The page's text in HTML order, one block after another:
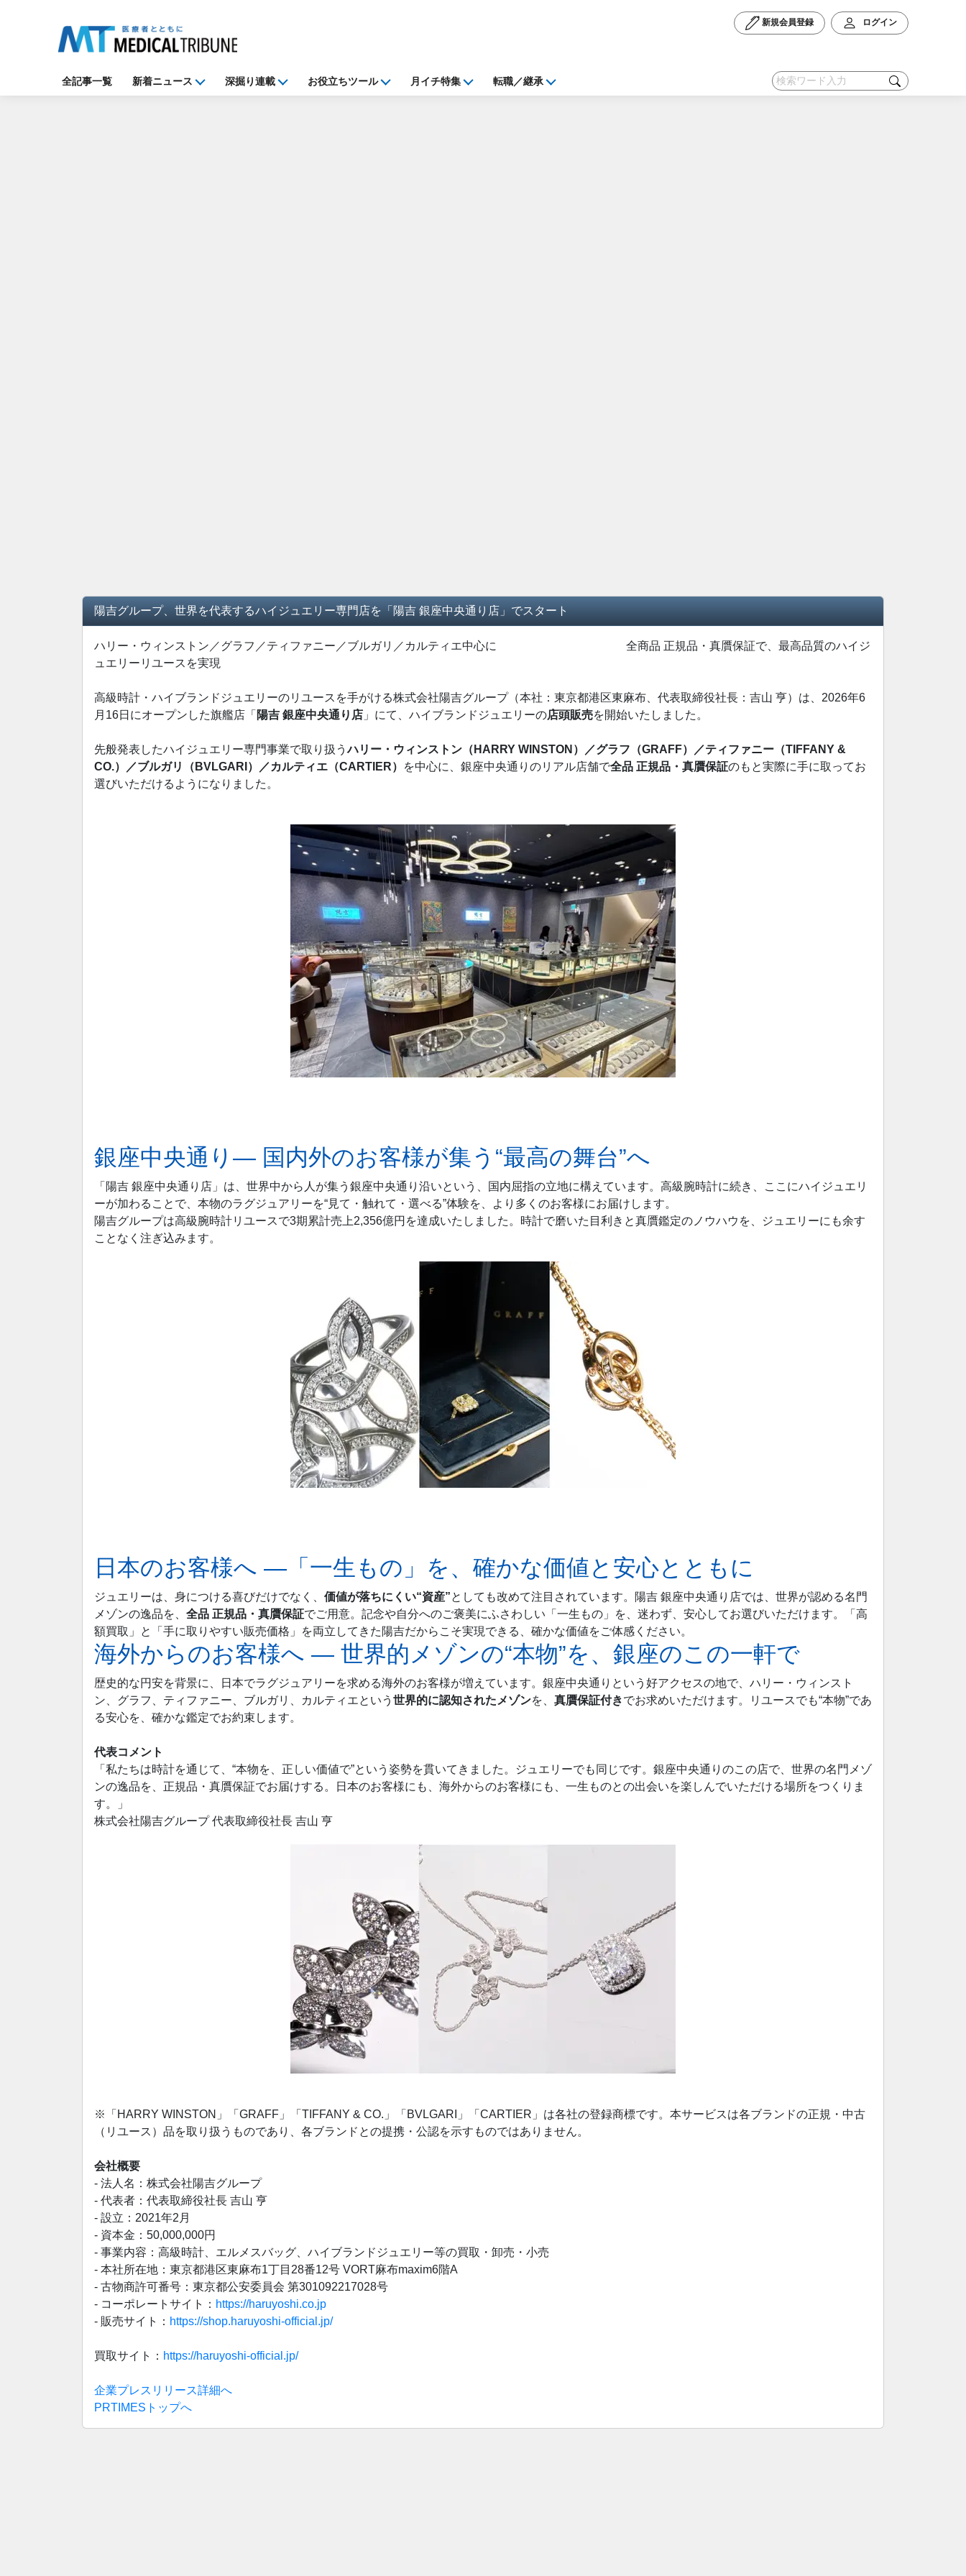
新規会員登録 ログイン
全記事一覧 新着ニュース 深掘り連載 お役立ちツール 月イチ特集 転職／継承
陽吉グループ、世界を代表するハイジュエリー専門店を「陽吉 銀座中央通り店」でスタート
ハリー・ウィンストン／グラフ／ティファニー／ブルガリ／カルティエ中心に 全商品 正規品・真贋保証で、最高品質のハイジ
ュエリーリユースを実現
高級時計・ハイブランドジュエリーのリユースを手がける株式会社陽吉グループ（本社：東京都港区東麻布、代表取締役社長：吉山 亨）は、2026年6
月16日にオープンした旗艦店「 陽吉 銀座中央通り店 」にて、ハイブランドジュエリーの店頭販売を開始いたしました。
先般発表したハイジュエリー専門事業で取り扱うハリー・ウィンストン（HARRY WINSTON）／グラフ（GRAFF）／ティファニー（TIFFANY &
CO.）／ブルガリ（BVLGARI）／カルティエ（CARTIER）
を中心に、銀座中央通りのリアル店舗で全品 正規品・真贋保証のもと実際に手に取ってお
選びいただけるようになりました。
銀座中央通り― 国内外のお客様が集う“最高の舞台”へ
「陽吉 銀座中央通り店」は、世界中から人が集う銀座中央通り沿いという、国内屈指の立地に構えています。高級腕時計に続き、ここにハイジュエリ
ーが加わることで、本物のラグジュアリーを“見て・触れて・選べる”体験を、より多くのお客様にお届けします。
陽吉グループは高級腕時計リユースで3期累計売上2,356億円を達成いたしました。時計で磨いた目利きと真贋鑑定のノウハウを、ジュエリーにも余す
ことなく注ぎ込みます。
日本のお客様へ ―「一生もの」を、確かな価値と安心とともに
ジュエリーは、身につける喜びだけでなく、 価値が落ちにくい“資産”としても改めて注目されています。陽吉 銀座中央通り店では、世界が認める名門
メゾンの逸品を、 全品 正規品・真贋保証でご用意。記念や自分へのご褒美にふさわしい「一生もの」を、迷わず、安心してお選びいただけます。「高
額買取」と「手に取りやすい販売価格」を両立してきた陽吉だからこそ実現できる、確かな価値をご体感ください。
海外からのお客様へ ― 世界的メゾンの“本物”を、銀座のこの一軒で
歴史的な円安を背景に、日本でラグジュアリーを求める海外のお客様が増えています。銀座中央通りという好アクセスの地で、ハリー・ウィンスト
ン、グラフ、ティファニー、ブルガリ、カルティエという 世界的に認知されたメゾンを、 真贋保証付きでお求めいただけます。リユースでも“本物”であ
る安心を、確かな鑑定でお約束します。
代表コメント
「私たちは時計を通じて、“本物を、正しい価値で”という姿勢を貫いてきました。ジュエリーでも同じです。銀座中央通りのこの店で、世界の名門メゾ
ンの逸品を、正規品・真贋保証でお届けする。日本のお客様にも、海外からのお客様にも、一生ものとの出会いを楽しんでいただける場所をつくりま
す。」
株式会社陽吉グループ 代表取締役社長 吉山 亨
※「HARRY WINSTON」「GRAFF」「TIFFANY & CO.」「BVLGARI」「CARTIER」は各社の登録商標です。本サービスは各ブランドの正規・中古
（リユース）品を取り扱うものであり、各ブランドとの提携・公認を示すものではありません。
会社概要
- 法人名：株式会社陽吉グループ
- 代表者：代表取締役社長 吉山 亨
- 設立：2021年2月
- 資本金：50,000,000円
- 事業内容：高級時計、エルメスバッグ、ハイブランドジュエリー等の買取・卸売・小売
- 本社所在地：東京都港区東麻布1丁目28番12号 VORT麻布maxim6階A
- 古物商許可番号：東京都公安委員会 第301092217028号
- コーポレートサイト： https://haruyoshi.co.jp
- 販売サイト： https://shop.haruyoshi-official.jp/
買取サイト： https://haruyoshi-official.jp/
企業プレスリリース詳細へ
PRTIMESトップへ